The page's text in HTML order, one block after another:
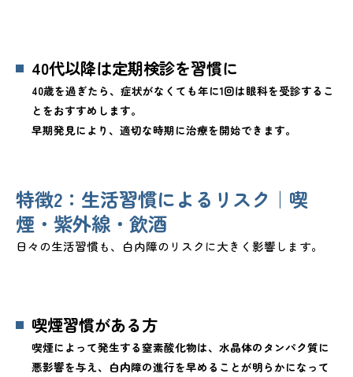
40代以降は定期検診を習慣に
40歳を過ぎたら、症状がなくても年に1回は眼科を受診するこ
とをおすすめします。
早期発見により、適切な時期に治療を開始できます。
特徴2：生活習慣によるリスク｜喫
煙・紫外線・飲酒
日々の生活習慣も、白内障のリスクに大きく影響します。
喫煙習慣がある方
喫煙によって発生する窒素酸化物は、水晶体のタンパク質に
悪影響を与え、白内障の進行を早めることが明らかになって